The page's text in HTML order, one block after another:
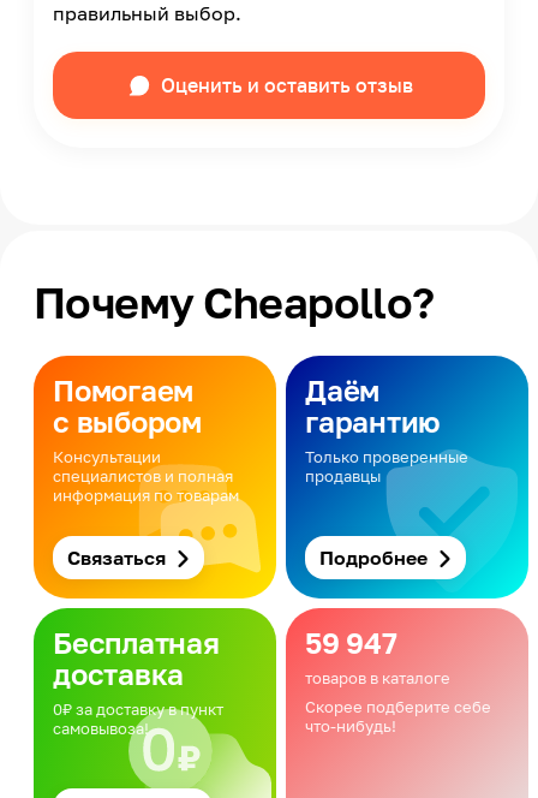
правильный выбор.
Оценить и оставить отзыв
Почему Cheapollo?
Помогаем
с выбором
Консультации
специалистов и полная
информация по товарам
Связаться
Даём
гарантию
Только проверенные
продавцы
Подробнее
Бесплатная
доставка
0₽ за доставку в пункт
самовывоза!
59 947
товаров в каталоге
Скорее подберите себе
что-нибудь!